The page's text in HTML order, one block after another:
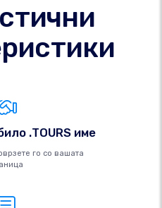
.TOURS име
го со вашата